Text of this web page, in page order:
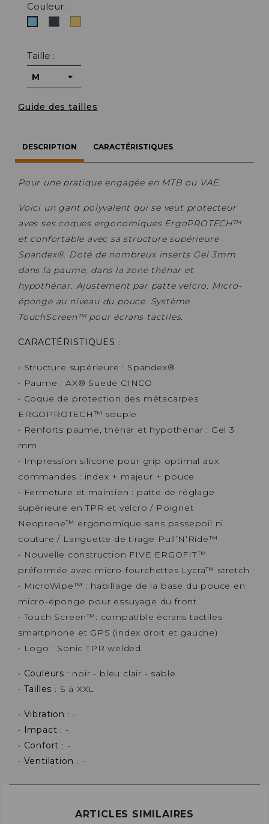
Couleur :
Taille :
Guide des tailles
DESCRIPTION CARACTÉRISTIQUES
Pour une pratique engagée en MTB ou VAE.
Voici un gant polyvalent qui se veut protecteur
aves ses coques ergonomiques ErgoPROTECH™
et confortable avec sa structure supérieure
Spandex®. Doté de nombreux inserts Gel 3mm
dans la paume, dans la zone thénar et
hypothénar. Ajustement par patte velcro. Micro-
éponge au niveau du pouce. Système
TouchScreen™ pour écrans tactiles.
CARACTÉRISTIQUES :
• Structure supérieure : Spandex®
• Paume : AX® Suede CINCO
• Coque de protection des métacarpes
ERGOPROTECH™ souple
• Renforts paume, thénar et hypothénar : Gel 3
mm
• Impression silicone pour grip optimal aux
commandes : index + majeur + pouce
• Fermeture et maintien : patte de réglage
supérieure en TPR et velcro / Poignet
Neoprene™ ergonomique sans passepoil ni
couture / Languette de tirage Pull’N’Ride™
• Nouvelle construction FIVE ERGOFIT™
préformée avec micro-fourchettes Lycra™ stretch
• MicroWipe™ : habillage de la base du pouce en
micro-éponge pour essuyage du front
• Touch Screen™: compatible écrans tactiles
smartphone et GPS (index droit et gauche)
• Logo : Sonic TPR welded
• Couleurs : noir - bleu clair - sable
• Tailles : S à XXL
• Vibration : -
• Impact : -
• Confort : -
• Ventilation : -
ARTICLES SIMILAIRES